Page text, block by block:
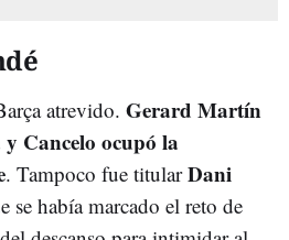
atrevido. Gerard Martín
Cancelo ocupó la
. Tampoco fue titularDani
se había marcado el reto de